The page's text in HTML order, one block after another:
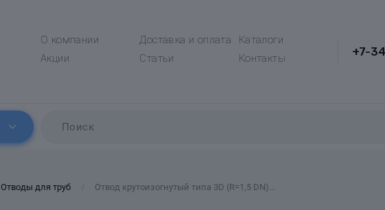
О компании Доставка и оплата
Каталоги
Акции
Статьи Контакты
+7-
Отводы для труб Отвод крутоизогнутый типа 3D (R=1,5 DN)...